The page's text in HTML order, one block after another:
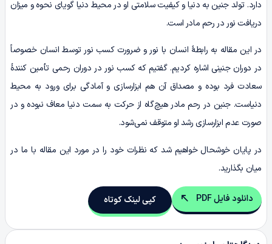
دارد. تولد جنین به دنیا و کیفیت سلامتی او در محیط دنیا گویای نحوه و میزان
دریافت نور در رحم مادر است.
در این مقاله به رابطۀ انسان با نور و ضرورت کسب نور توسط انسان خصوصاً
در دوران جنینی اشاره کردیم. گفتیم که کسب نور در دوران رحمی تأمین کنندۀ
سعادت فرد بوده و مصداق آن هم ابزارسازی و آمادگی برای ورود به محیط
دنیاست. جنین در رحم مادر هیچ‌گاه از حرکت به سمت دنیا معاف نبوده و در
صورت عدم ابزارسازی رشد او متوقف نمی‌شود.
در پایان خوشحال خواهیم شد که نظرات خود را در مورد این مقاله با ما در
میان بگذارید.
دانلود فایل PDF کپی لینک کوتاه